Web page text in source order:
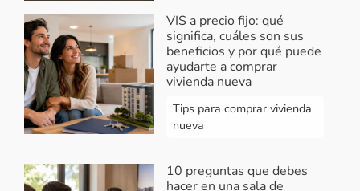
VIS a precio fijo: qué
significa, cuáles son sus
beneficios y por qué puede
ayudarte a comprar
vivienda nueva
Tips para comprar vivienda
nueva
10 preguntas que debes
hacer en una sala de